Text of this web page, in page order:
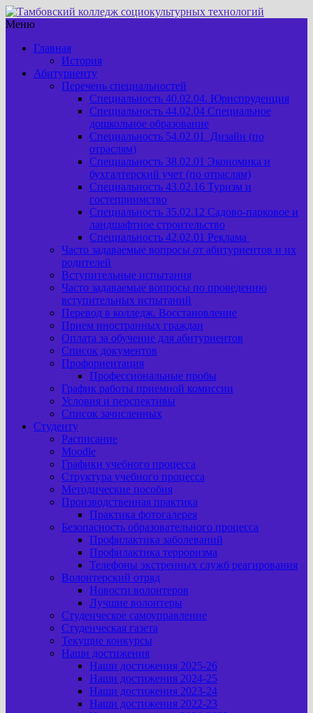
Меню
Главная
История
Абитуриенту
Перечень специальностей
Специальность 40.02.04. Юриспруденция
Специальность 44.02.04 Специальное
дошкольное образование
Специальность 54.02.01 Дизайн (по
отраслям)
Специальность 38.02.01 Экономика и
бухгалтерский учет (по отраслям)
Специальность 43.02.16 Туризм и
гостеприимство
Специальность 35.02.12 Садово-парковое и
ландшафтное строительство
Специальность 42.02.01 Реклама
Часто задаваемые вопросы от абитуриентов и их
родителей
Вступительные испытания
Часто задаваемые вопросы по проведению
вступительных испытаний
Перевод в колледж. Восстановление
Прием иностранных граждан
Оплата за обучение для абитуриентов
Список документов
Профориентация
Профессиональные пробы
График работы приемной комиссии
Условия и перспективы
Список зачисленных
Студенту
Расписание
Moodle
Графики учебного процесса
Структура учебного процесса
Методические пособия
Производственная практика
Практика фотогалерея
Безопасность образовательного процесса
Профилактика заболеваний
Профилактика терроризма
Телефоны экстренных служб реагирования
Волонтерский отряд
Новости волонтеров
Лучшие волонтеры
Студенческое самоуправление
Студенческая газета
Текущие конкурсы
Наши достижения
Наши достижения 2025-26
Наши достижения 2024-25
Наши достижения 2023-24
Наши достижения 2022-23